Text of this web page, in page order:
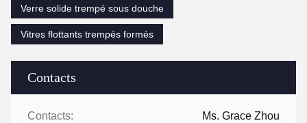
Contacts
Contacts: Ms. Grace Zhou
Verre solide trempé sous douche
Vitres flottants trempés formés